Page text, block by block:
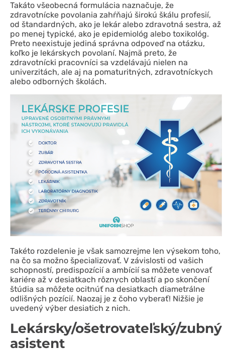
Takáto všeobecná formulácia naznačuje, že
zdravotnícke povolania zahŕňajú širokú škálu profesií,
od štandardných, ako je lekár alebo zdravotná sestra, až
po menej typické, ako je epidemiológ alebo toxikológ.
Preto neexistuje jediná správna odpoveď na otázku,
koľko je lekárskych povolaní. Najmä preto, že
zdravotnícki pracovníci sa vzdelávajú nielen na
univerzitách, ale aj na pomaturitných, zdravotníckych
alebo odborných školách.
Takéto rozdelenie je však samozrejme len výsekom toho,
na čo sa možno špecializovať. V závislosti od vašich
schopností, predispozícií a ambícií sa môžete venovať
kariére až v desiatkach rôznych oblastí a po skončení
štúdia sa môžete ocitnúť na desiatkach diametrálne
odlišných pozícií. Naozaj je z čoho vyberať! Nižšie je
uvedený výber desiatich z nich.
Lekársky/ošetrovateľský/zubný
asistent